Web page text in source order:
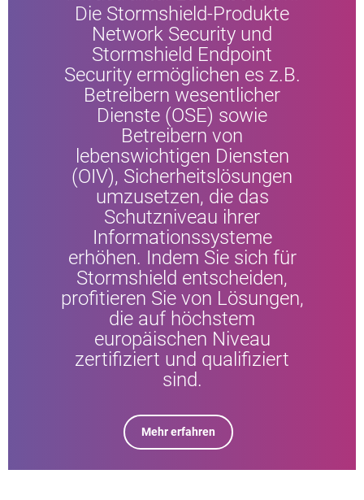
Die Stormshield-Produkte
Network Security und
Stormshield Endpoint
Security ermöglichen es z.B.
Betreibern wesentlicher
Dienste (OSE) sowie
Betreibern von
lebenswichtigen Diensten
(OIV), Sicherheitslösungen
umzusetzen, die das
Schutzniveau ihrer
Informationssysteme
erhöhen. Indem Sie sich für
Stormshield entscheiden,
profitieren Sie von Lösungen,
die auf höchstem
europäischen Niveau
zertifiziert und qualifiziert
sind.
Mehr erfahren